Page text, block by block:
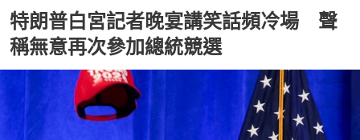
特朗普白宮記者晚宴講笑話頻冷場 聲
稱無意再次參加總統競選